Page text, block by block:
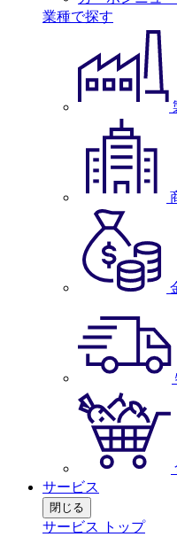
業種で探す
サービス
閉じる
サービス トップ